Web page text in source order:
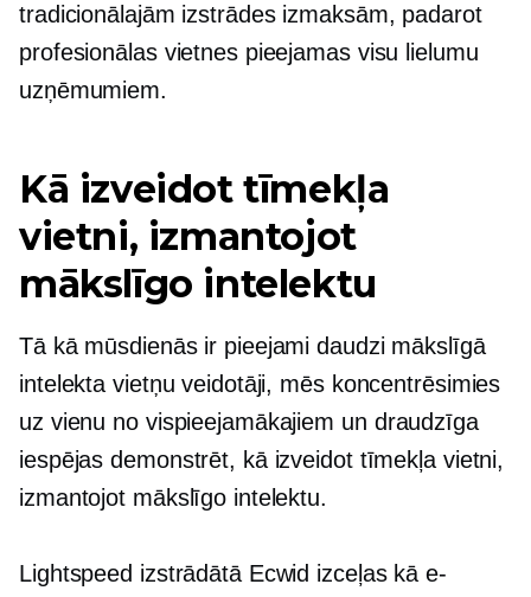
tradicionālajām izstrādes izmaksām, padarot
profesionālas vietnes pieejamas visu lielumu
uzņēmumiem.
Kā izveidot tīmekļa
vietni, izmantojot
mākslīgo intelektu
Tā kā mūsdienās ir pieejami daudzi mākslīgā
intelekta vietņu veidotāji, mēs koncentrēsimies
uz vienu no vispieejamākajiem un draudzīga
iespējas demonstrēt, kā izveidot tīmekļa vietni,
izmantojot mākslīgo intelektu.
Lightspeed izstrādātā Ecwid izceļas kā e-